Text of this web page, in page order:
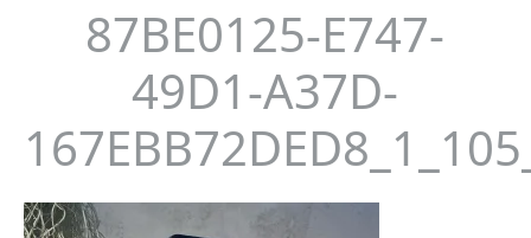
87BE0125-E747-
49D1-A37D-